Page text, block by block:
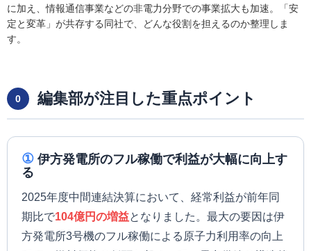
に加え、情報通信事業などの非電力分野での事業拡大も加速。「安
定と変革」が共存する同社で、どんな役割を担えるのか整理しま
す。
0 編集部が注目した重点ポイント
① 伊方発電所のフル稼働で利益が大幅に向上す
る
2025年度中間連結決算において、経常利益が前年同
期比で104億円の増益となりました。最大の要因は伊
方発電所3号機のフル稼働による原子力利用率の向上